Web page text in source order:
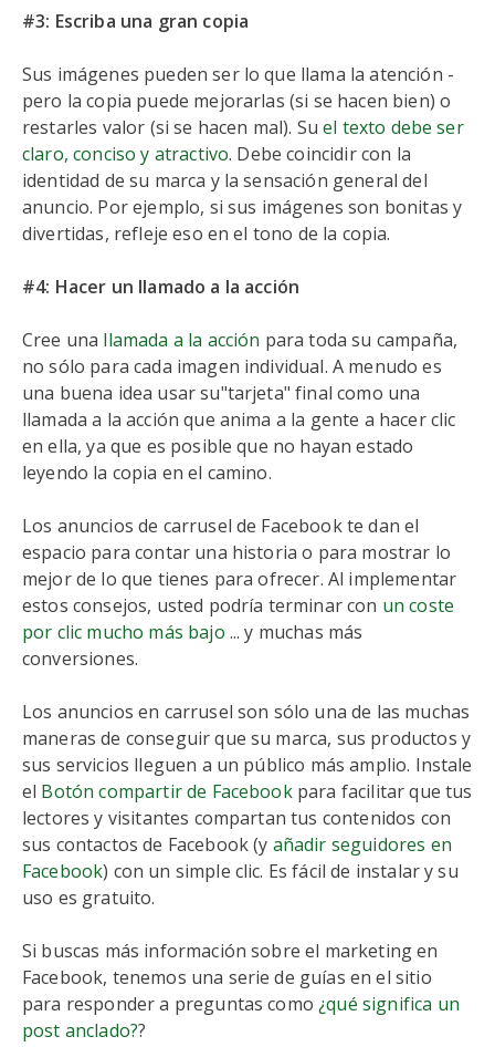
#3: Escriba una gran copia
Sus imágenes pueden ser lo que llama la atención -
pero la copia puede mejorarlas (si se hacen bien) o
restarles valor (si se hacen mal). Suel texto debe ser
claro, conciso y atractivo. Debe coincidir con la
identidad de su marca y la sensación general del
anuncio. Por ejemplo, si sus imágenes son bonitas y
divertidas, refleje eso en el tono de la copia.
#4: Hacer un llamado a la acción
Cree una llamada a la acción para toda su campaña,
no sólo para cada imagen individual. A menudo es
una buena idea usar su"tarjeta" final como una
llamada a la acción que anima a la gente a hacer clic
en ella, ya que es posible que no hayan estado
leyendo la copia en el camino.
Los anuncios de carrusel de Facebook te dan el
espacio para contar una historia o para mostrar lo
mejor de lo que tienes para ofrecer. Al implementar
estos consejos, usted podría terminar con un coste
por clic mucho más bajo ... y muchas más
conversiones.
Los anuncios en carrusel son sólo una de las muchas
maneras de conseguir que su marca, sus productos y
sus servicios lleguen a un público más amplio. Instale
el Botón compartir de Facebookpara facilitar que tus
lectores y visitantes compartan tus contenidos con
sus contactos de Facebook (y añadir seguidores en
Facebook) con un simple clic. Es fácil de instalar y su
uso es gratuito.
Si buscas más información sobre el marketing en
Facebook, tenemos una serie de guías en el sitio
para responder a preguntas como¿qué significa un
post anclado??